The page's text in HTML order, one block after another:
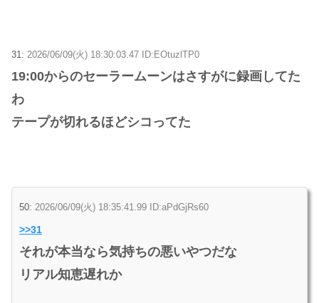
31: 2026/06/09(火) 18:30:03.47 ID:EOtuzlTP0
19:00からのセーラームーンはさすがに録画してた
わ
テープが切れるほどシコってた
50: 2026/06/09(火) 18:35:41.99 ID:aPdGjRs60
>>31
それが本当なら気持ちの悪いやつだな
リアル知恵遅れか